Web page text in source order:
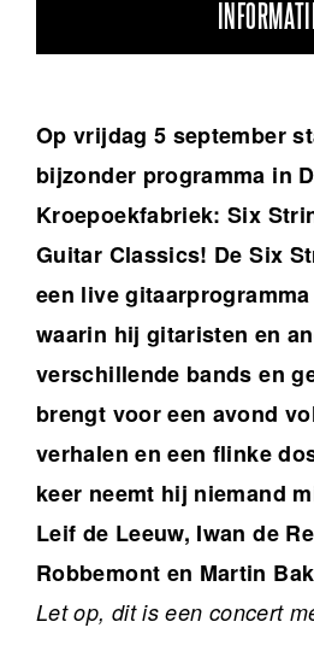
Op vrijdag 5 september
bijzonder programma in
Kroepoekfabriek: Six
Guitar Classics! De Six
een live
waarin hij gitaristen en
verschillende bands en
brengt voor een avond
verhalen en een flinke
keer neemt hij niemand
Leif de Leeuw, Iwan de
Robbemont en Martin
Let op, dit is een concert